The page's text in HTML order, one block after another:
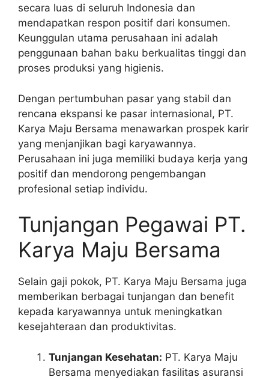
secara luas di seluruh Indonesia dan
mendapatkan respon positif dari konsumen.
Keunggulan utama perusahaan ini adalah
penggunaan bahan baku berkualitas tinggi dan
proses produksi yang higienis.
Dengan pertumbuhan pasar yang stabil dan
rencana ekspansi ke pasar internasional, PT.
Karya Maju Bersama menawarkan prospek karir
yang menjanjikan bagi karyawannya.
Perusahaan ini juga memiliki budaya kerja yang
positif dan mendorong pengembangan
profesional setiap individu.
Tunjangan Pegawai PT.
Karya Maju Bersama
Selain gaji pokok, PT. Karya Maju Bersama juga
memberikan berbagai tunjangan dan benefit
kepada karyawannya untuk meningkatkan
kesejahteraan dan produktivitas.
Tunjangan Kesehatan: PT. Karya Maju
Bersama menyediakan fasilitas asuransi